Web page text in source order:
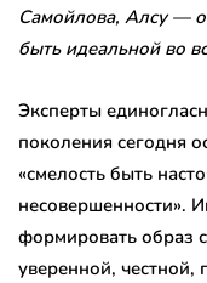
Самойлова, Алсу —
быть идеальной во
Эксперты
поколения сегодня
«смелость быть
несовершенности».
формировать
уверенной, честной,